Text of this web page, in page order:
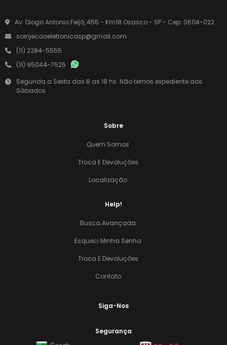
Av. Diogo Antonio Feijó, 455 - Km18 Osasco - SP - Cep: 06114-022
soinjecaoeletronicasp@gmail.com
(11) 2284-5555
(11) 95044-7525
Segunda a Sexta das 8 as 18 hs. Não temos expediente aos
Sábados
Sobre
Quem Somos
Troca E Devoluções
Localização
Help!
Busca Avançada
Esqueci Minha Senha
Troca E Devoluções
Contato
Siga-Nos
Segurança